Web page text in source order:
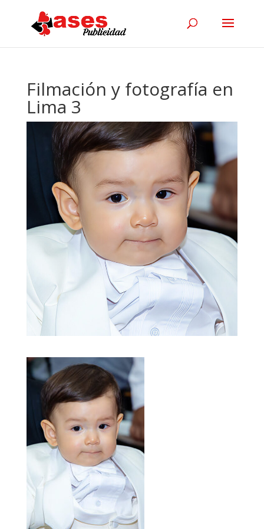
Filmación y fotografía en
Lima 3